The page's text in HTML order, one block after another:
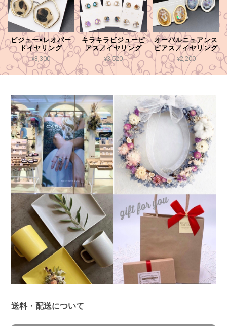
ビジュー×レオパー
ドイヤリング
¥3,300
キラキラビジューピ
アス／イヤリング
¥3,520
オーバルニュアンス
ピアス／イヤリング
¥2,200
送料・配送について